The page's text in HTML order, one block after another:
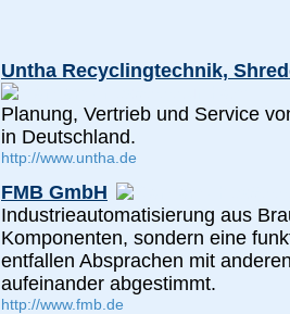
Untha Recyclingtechnik,
Planung, Vertrieb und Service
in Deutschland.
http://www.untha.de
FMB GmbH
Industrieautomatisierung aus
Komponenten, sondern eine
entfallen Absprachen mit
aufeinander abgestimmt.
http://www.fmb.de